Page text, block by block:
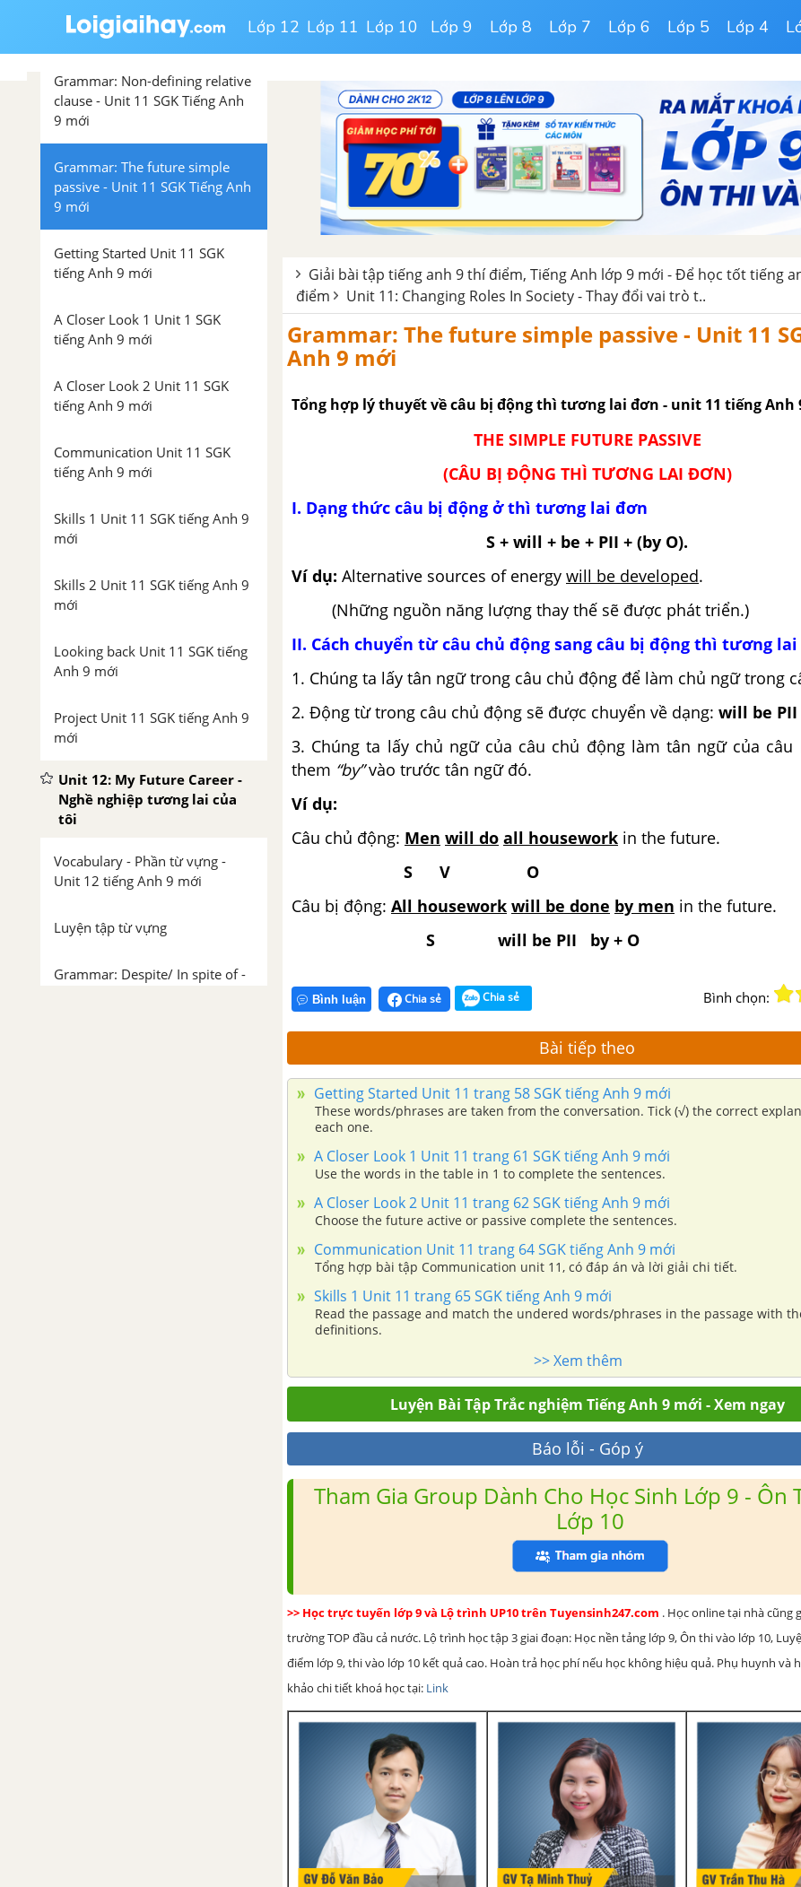
Lớp 12 Lớp 11 Lớp 10 Lớp 9 Lớp 8 Lớp 7 Lớp 6 Lớp 5 Lớp 4
Luyện tập từ vựng
Grammar: Non-defining relative
clause - Unit 11 SGK Tiếng Anh
9 mới
Grammar: The future simple
passive - Unit 11 SGK Tiếng Anh
9 mới
Getting Started Unit 11 SGK
tiếng Anh 9 mới
A Closer Look 1 Unit 1 SGK
tiếng Anh 9 mới
A Closer Look 2 Unit 11 SGK
tiếng Anh 9 mới
Communication Unit 11 SGK
tiếng Anh 9 mới
Skills 1 Unit 11 SGK tiếng Anh 9
mới
Skills 2 Unit 11 SGK tiếng Anh 9
mới
Looking back Unit 11 SGK tiếng
Anh 9 mới
Project Unit 11 SGK tiếng Anh 9
mới
Unit 12: My Future Career -
Nghề nghiệp tương lai của
tôi
Vocabulary - Phần từ vựng -
Unit 12 tiếng Anh 9 mới
Luyện tập từ vựng
Grammar: Despite/ In spite of -
Giải bài tập tiếng anh 9 thí điểm, Tiếng Anh lớp 9 mới - Để học tốt tiếng
điểm
Unit 11: Changing Roles In Society - Thay đổi vai trò t..
Grammar: The future simple passive - Unit 11
Anh 9 mới
Tổng hợp lý thuyết về câu bị động thì tương lai đơn - unit 11 tiếng Anh
THE SIMPLE FUTURE PASSIVE
(CÂU BỊ ĐỘNG THÌ TƯƠNG LAI ĐƠN)
I. Dạng thức câu bị động ở thì tương lai đơn
S + will + be + PII + (by O).
Ví dụ: Alternative sources of energy will be developed.
(Những nguồn năng lượng thay thế sẽ được phát triển.)
II. Cách chuyển từ câu chủ động sang câu bị động thì tương
1. Chúng ta lấy tân ngữ trong câu chủ động để làm chủ ngữ trong
2. Động từ trong câu chủ động sẽ được chuyển về dạng: will be PII
3. Chúng ta lấy chủ ngữ của câu chủ động làm tân ngữ của câu
them “by”vào trước tân ngữ đó.
Ví dụ:
Câu chủ động: Men will do all housework in the future.
S V O
Câu bị động: All housework will be done by men in the future.
S will be PII by + O
Bình luận Chia sẻ Chia sẻ Bình chọn:
Bài tiếp theo
Getting Started Unit 11 trang 58 SGK tiếng Anh 9 mới
These words/phrases are taken from the conversation. Tick (√) the correct
each one.
A Closer Look 1 Unit 11 trang 61 SGK tiếng Anh 9 mới
Use the words in the table in 1 to complete the sentences.
A Closer Look 2 Unit 11 trang 62 SGK tiếng Anh 9 mới
Choose the future active or passive complete the sentences.
Communication Unit 11 trang 64 SGK tiếng Anh 9 mới
Tổng hợp bài tập Communication unit 11, có đáp án và lời giải chi tiết.
Skills 1 Unit 11 trang 65 SGK tiếng Anh 9 mới
Read the passage and match the undered words/phrases in the passage with
definitions.
>> Xem thêm
Luyện Bài Tập Trắc nghiệm Tiếng Anh 9 mới - Xem ngay
Báo lỗi - Góp ý
Tham Gia Group Dành Cho Học Sinh Lớp 9 - Ôn
Lớp 10
>> Học trực tuyến lớp 9 và Lộ trình UP10 trên Tuyensinh247.com . Học online tại nhà cũng
trường TOP đầu cả nước. Lộ trình học tập 3 giai đoạn: Học nền tảng lớp 9, Ôn thi vào lớp 10,
điểm lớp 9, thi vào lớp 10 kết quả cao. Hoàn trả học phí nếu học không hiệu quả. Phụ huynh và
khảo chi tiết khoá học tại: Link